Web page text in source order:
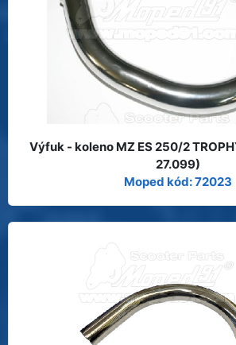
Výfuk - koleno MZ ES 250/2
27.099)
Moped kód: 72023